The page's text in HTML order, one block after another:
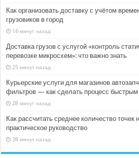
Как организовать доставку с учётом
грузовиков в город
16 минут назад
Доставка грузов с услугой «контроль
перевозке микросхем»: что важно знать
25 минут назад
Курьерские услуги для магазинов
фильтров — как сделать процесс
28 минут назад
Как рассчитать среднее количество точек
практическое руководство
38 минут назад